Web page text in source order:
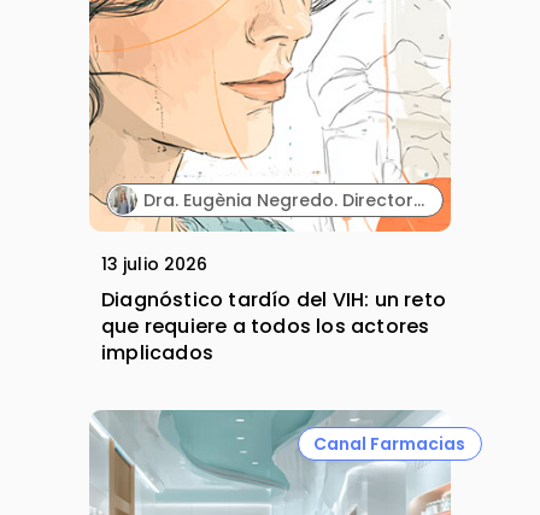
Dra. Eugènia Negredo. Directora de la línea de VIH de la Fundación Lucha contra las Infecciones y del Hospital Germans Trias i Pujol.
13 julio 2026
Diagnóstico tardío del VIH: un reto
que requiere a todos los actores
implicados
Canal Farmacias